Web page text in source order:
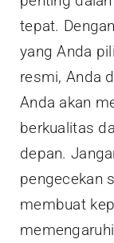
tepat.
yang Anda
resmi, Anda
Anda akan
berkualitas
depan.
pengecekan
membuat